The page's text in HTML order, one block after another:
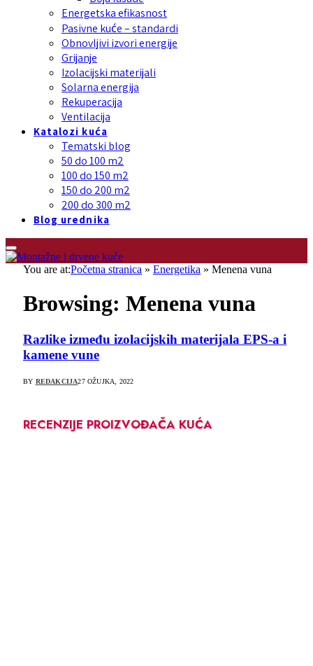
Energetska efikasnost
Pasivne kuće – standardi
Obnovljivi izvori energije
Grijanje
Izolacijski materijali
Solarna energija
Rekuperacija
Ventilacija
Katalozi kuća
Tematski blog
50 do 100 m2
100 do 150 m2
150 do 200 m2
200 do 300 m2
Blog urednika
You are at:Početna stranica » Energetika » Menena vuna
Browsing: Menena vuna
Razlike između izolacijskih materijala EPS-a i
kamene vune
BY REDAKCIJA27 OŽUJKA, 2022
RECENZIJE PROIZVOĐAČA KUĆA